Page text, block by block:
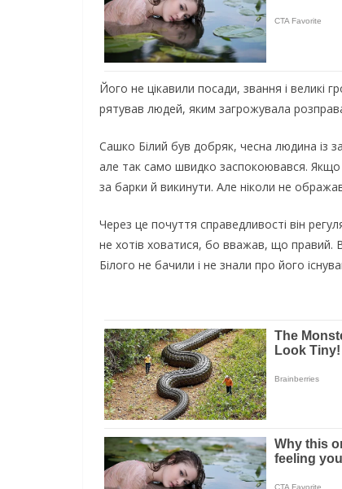
Його не цікавили посади, звання і великі
рятував людей, яким загрожувала
Сашко Білий був добряк, чесна людина із
але так само швидко заспокоювався. Якщо
за барки й викинути. Але ніколи не
Через це почуття справедливості він
не хотів ховатися, бо вважав, що правий.
Білого не бачили і не знали про його